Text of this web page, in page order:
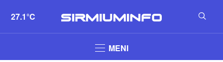
27.1°C
MENI